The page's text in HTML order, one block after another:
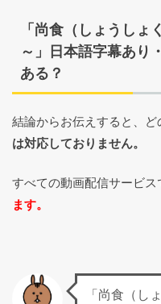
「尚食（しょうし
～」日本語字幕あり
ある？
結論からお伝えすると、ど
は対応しておりません。
すべての動画配信サービス
ます。
「尚食（し